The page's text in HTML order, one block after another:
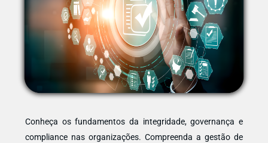
Conheça os fundamentos da integridade, governança e
compliance nas organizações. Compreenda a gestão de